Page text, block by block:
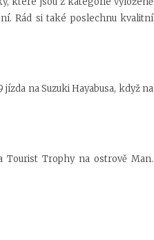
Rád si také poslechnu kvalitní
na Suzuki Hayabusa, když na
Tourist Trophy na ostrově Man.